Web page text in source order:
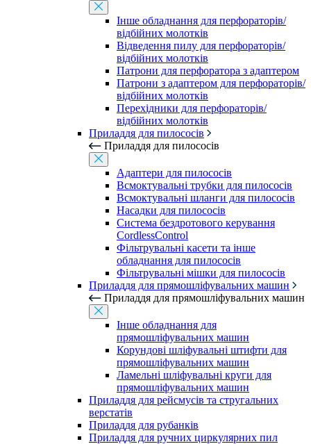
Інше обладнання для перфораторів/
відбійних молотків
Відведення пилу для перфораторів/
відбійних молотків
Патрони для перфоратора з адаптером
Патрони з адаптером для перфораторів/
відбійних молотків
Перехідники для перфораторів/
відбійних молотків
Приладдя для пилососів
Приладдя для пилососів
Адаптери для пилососів
Всмоктувальні трубки для пилососів
Всмоктувальні шланги для пилососів
Насадки для пилососів
Система бездротового керування
CordlessControl
Фільтрувальні касети та інше
обладнання для пилососів
Фільтрувальні мішки для пилососів
Приладдя для прямошліфувальних машин
Приладдя для прямошліфувальних машин
Інше обладнання для
прямошліфувальних машин
Корундові шліфувальні штифти для
прямошліфувальних машин
Ламельні шліфувальні круги для
прямошліфувальних машин
Приладдя для рейсмусів та стругальних
верстатів
Приладдя для рубанків
Приладдя для ручних циркулярних пил